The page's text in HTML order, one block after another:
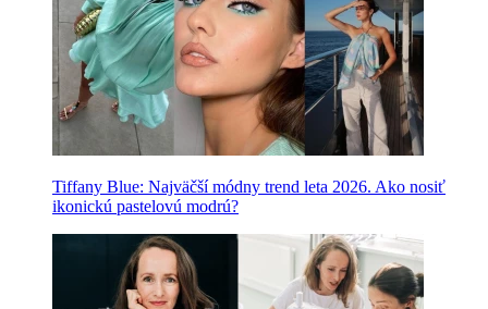
Tiffany Blue: Najväčší módny trend leta 2026. Ako nosiť
ikonickú pastelovú modrú?